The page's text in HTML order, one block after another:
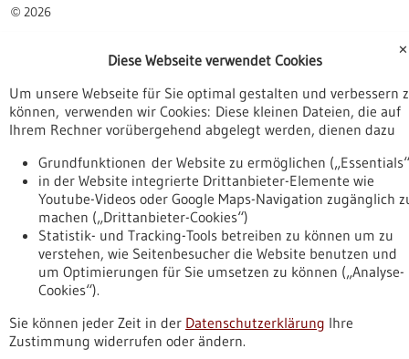
© 2026
✕
Diese Webseite verwendet Cookies
Um unsere Webseite für Sie optimal gestalten und verbessern
können, verwenden wir Cookies: Diese kleinen Dateien, die auf
Ihrem Rechner vorübergehend abgelegt werden, dienen dazu
Grundfunktionen der Website zu ermöglichen
in der Website integrierte Drittanbieter-Elemente wie
Youtube-Videos oder Google Maps-Navigation zugänglich
machen („Drittanbieter-Cookies“)
Statistik- und Tracking-Tools betreiben zu können um zu
verstehen, wie Seitenbesucher die Website benutzen und
um Optimierungen für Sie umsetzen zu können („Analyse-
Cookies“).
Sie können jeder Zeit in der Datenschutzerklärung Ihre
Zustimmung widerrufen oder ändern.